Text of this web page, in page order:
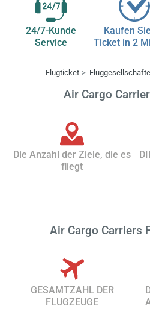
24/7-Kunde
Service
Kaufen
Ticket in 2
Flugticket
Air Cargo
Die Anzahl der Ziele, die es
fliegt
Air Cargo Carriers
GESAMTZAHL DER
FLUGZEUGE